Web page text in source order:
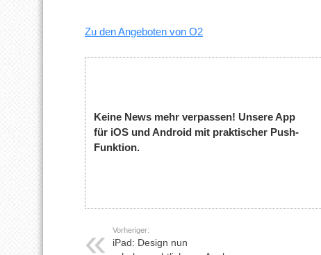
Zu den Angeboten von O2
Keine News mehr verpassen! Unsere App
für iOS und Android mit praktischer Push-
Funktion.
Vorheriger:
iPad: Design nun